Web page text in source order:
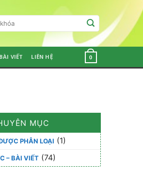
VIẾT LIÊN HỆ 0
MỤC
PHÂN LOẠI (1)
– BÀI VIẾT(74)